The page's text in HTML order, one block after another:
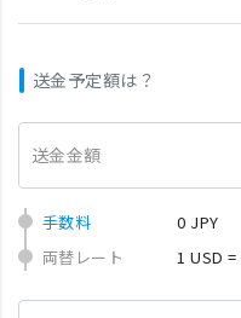
送金予定額は？
送金金額
手数料
0 JPY
両替レート
1 USD